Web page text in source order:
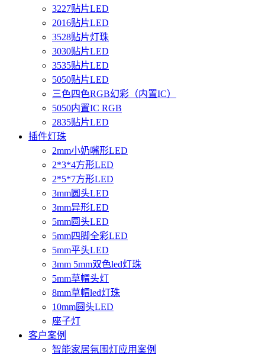
3227贴片LED
2016贴片LED
3528贴片灯珠
3030贴片LED
3535贴片LED
5050贴片LED
三色四色RGB幻彩（内置IC）
5050内置IC RGB
2835贴片LED
插件灯珠
2mm小奶嘴形LED
2*3*4方形LED
2*5*7方形LED
3mm圆头LED
3mm异形LED
5mm圆头LED
5mm四脚全彩LED
5mm平头LED
3mm 5mm双色led灯珠
5mm草帽头灯
8mm草帽led灯珠
10mm圆头LED
座子灯
客户案例
智能家居氛围灯应用案例